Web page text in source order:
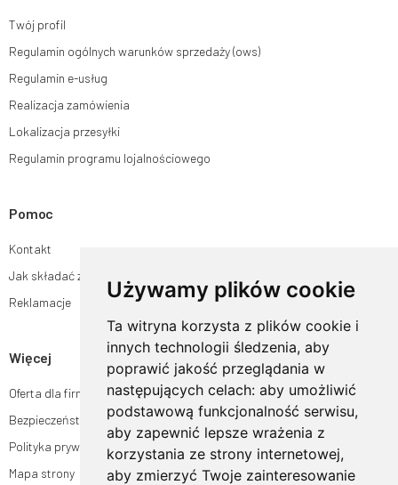
Używamy plików cookie
Ta witryna korzysta z plików cookie i
innych technologii śledzenia, aby
poprawić jakość przeglądania w
następujących celach: aby umożliwić
podstawową funkcjonalność serwisu,
aby zapewnić lepsze wrażenia z
korzystania ze strony internetowej,
aby zmierzyć Twoje zainteresowanie
Twój profil
Regulamin ogólnych warunków sprzedaży (ows)
Regulamin e-usług
Realizacja zamówienia
Lokalizacja przesyłki
Regulamin programu lojalnościowego
Pomoc
Kontakt
Jak składać zamówienia w sklepie ogrodyhildegardy.pl?
Reklamacje
Więcej
Oferta dla firm
Bezpieczeństwo płatności
Polityka prywatności
Mapa strony